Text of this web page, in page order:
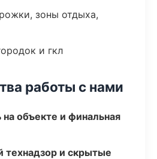
зоны отдыха,
и гкл
работы с нами
на объекте и финальная
технадзор и скрытые